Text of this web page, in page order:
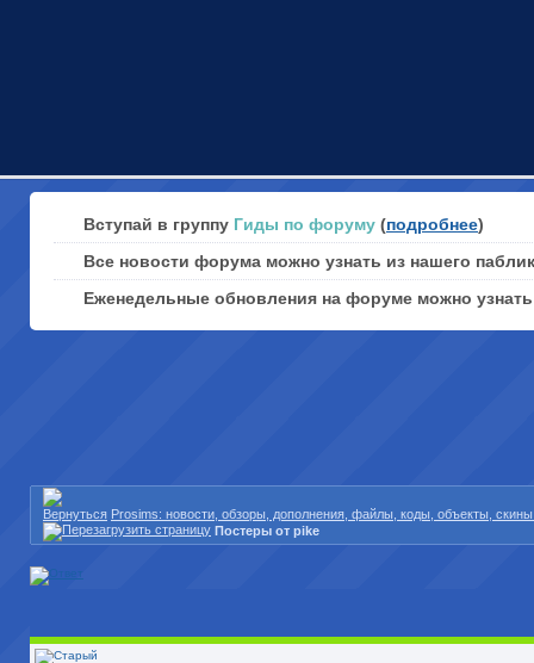
Вступай в группу Гиды по форуму (подробнее)
Все новости форума можно узнать из нашего
Еженедельные обновления на форуме можно
Prosims: новости, обзоры, дополнения, файлы, коды, объекты,
Постеры от pike